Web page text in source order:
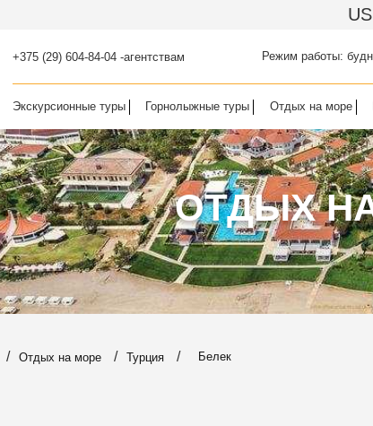
+375 (29) 604-84-04 -агентствам Режим работы:
Экскурсионные туры Горнолыжные туры Отдых на море
ОТДЫХ
Отдых на море Турция Белек